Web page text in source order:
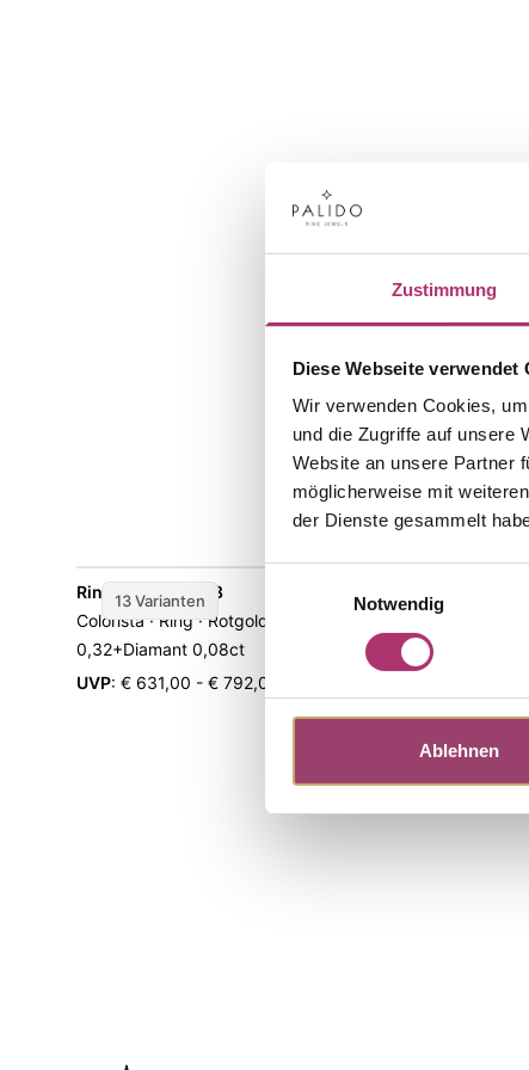
Zustimmung
Diese Webseite verwendet
Wir verwenden Cookies,
und die Zugriffe auf unsere
Website an unsere Partner
möglicherweise mit
der Dienste gesammelt
Notwendig
Ablehnen
13 Varianten
Ring · K11605R/48
Colorista · Ring · Rotgold 585/- · Topas LB ·
0,32+Diamant 0,08ct
UVP: € 631,00 - € 792,00